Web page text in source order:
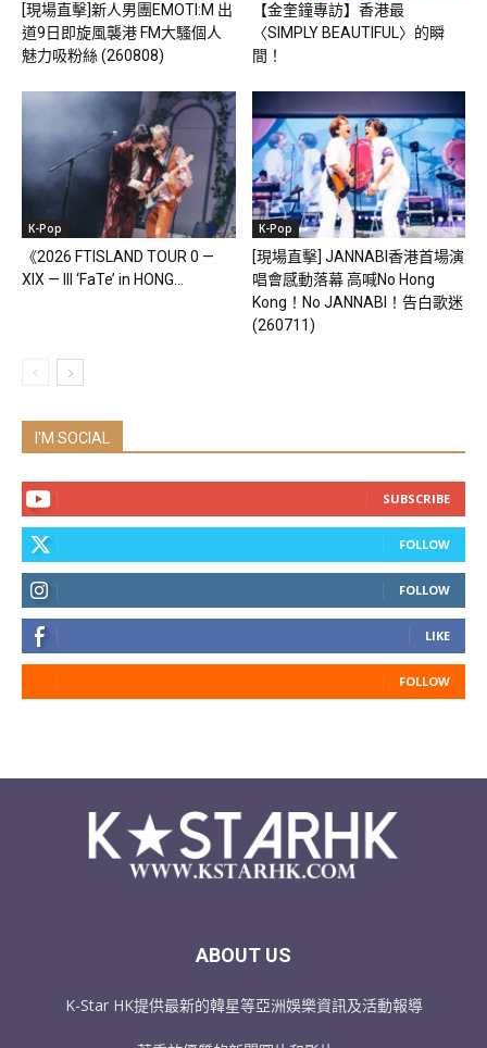
[現場直擊]新人男團EMOTI:M 出
道9日即旋風襲港 FM大騷個人
魅力吸粉絲 (260808)
【金奎鐘專訪】香港最
〈SIMPLY BEAUTIFUL〉的瞬
間！
K-Pop
《2026 FTISLAND TOUR 0 —
XIX — III ‘FaTe’ in HONG...
K-Pop
[現場直擊] JANNABI香港首場演
唱會感動落幕 高喊No Hong
Kong！No JANNABI！告白歌迷
(260711)
I'M SOCIAL
SUBSCRIBE
FOLLOW
FOLLOW
LIKE
FOLLOW
ABOUT US
K-Star HK提供最新的韓星等亞洲娛樂資訊及活動報導